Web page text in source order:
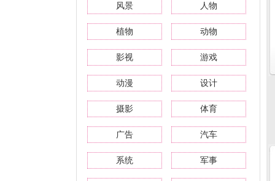
风景 人物
植物 动物
影视 游戏
动漫 设计
摄影 体育
广告 汽车
系统 军事